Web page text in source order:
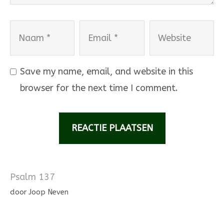
Save my name, email, and website in this
browser for the next time I comment.
Psalm 137
door Joop Neven